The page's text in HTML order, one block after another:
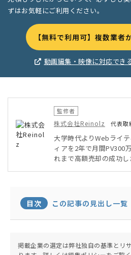
ずはお気軽にご利用ください。
【無料で利用可】複数業者
動画編集・映像に対応でき
監修者
株式会社Reinolz 代表
大学時代よりWebライ
ィアを2年で月間PV300
れまで高額売却の成功
10ノミネート実績があ
めた経験があり、これま
フェッショナルへ講義
としてクライアントか
目次 この記事の見出し一覧
掲載企業の選定は弊社独自の基準とリ